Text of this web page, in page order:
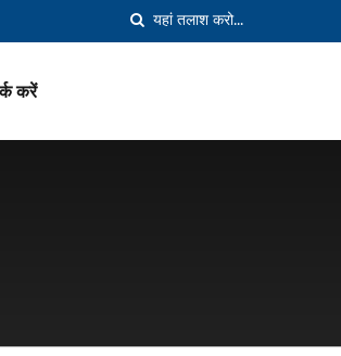
करें